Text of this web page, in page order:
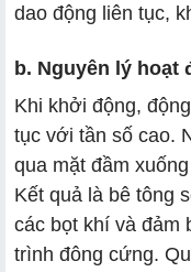
dao động liên tục,
b. Nguyên lý hoạt
Khi khởi động,
tục với tần số cao.
qua mặt đầm
Kết quả là bê tông
các bọt khí và đảm
trình đông cứng.